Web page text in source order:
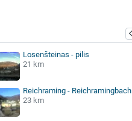
Losenšteinas - pilis
21 km
Reichraming - Reichramingbach
23 km